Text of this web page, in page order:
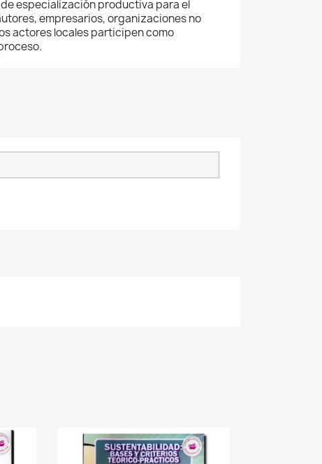
especialización productiva para el
empresarios, organizaciones no
actores locales participen como